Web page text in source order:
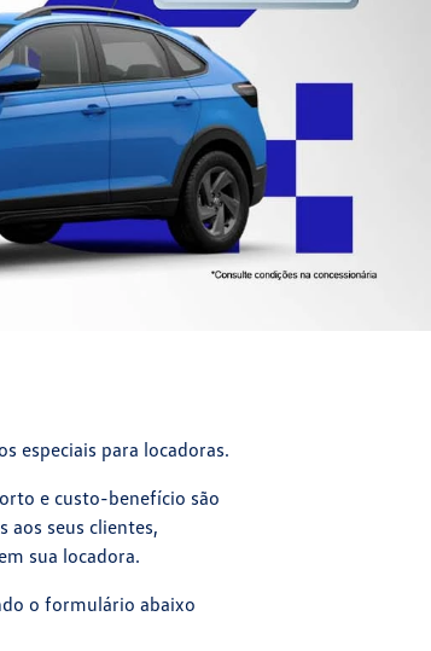
especiais para locadoras.
e custo-benefício são
aos seus clientes,
sua locadora.
o formulário abaixo